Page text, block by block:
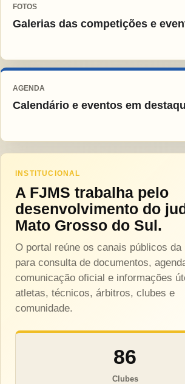
FOTOS
Galerias das competições e
AGENDA
Calendário e eventos em
INSTITUCIONAL
A FJMS trabalha pelo
desenvolvimento do
Mato Grosso do Sul.
O portal reúne os canais públicos da
para consulta de documentos,
comunicação oficial e informações
atletas, técnicos, árbitros, clubes e
comunidade.
86
Clubes